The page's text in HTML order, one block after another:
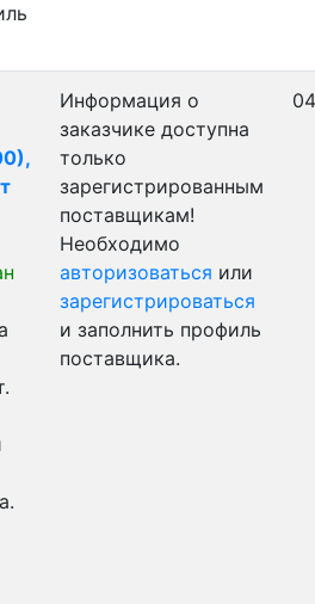
Информация о
заказчике доступна
только
зарегистрированным
поставщикам!
Необходимо
авторизоваться или
зарегистрироваться
и заполнить профиль
поставщика.